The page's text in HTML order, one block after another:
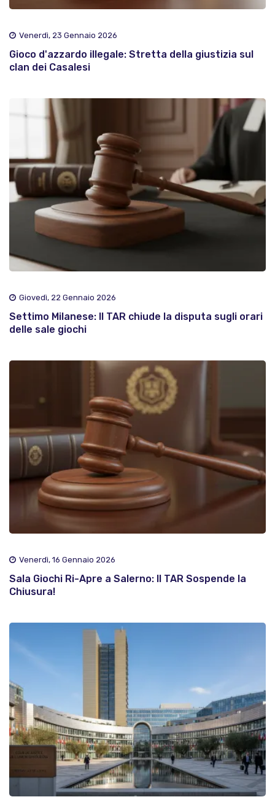
Venerdì, 23 Gennaio 2026
Gioco d'azzardo illegale: Stretta della giustizia sul
clan dei Casalesi
Giovedì, 22 Gennaio 2026
Settimo Milanese: Il TAR chiude la disputa sugli orari
delle sale giochi
Venerdì, 16 Gennaio 2026
Sala Giochi Ri-Apre a Salerno: Il TAR Sospende la
Chiusura!